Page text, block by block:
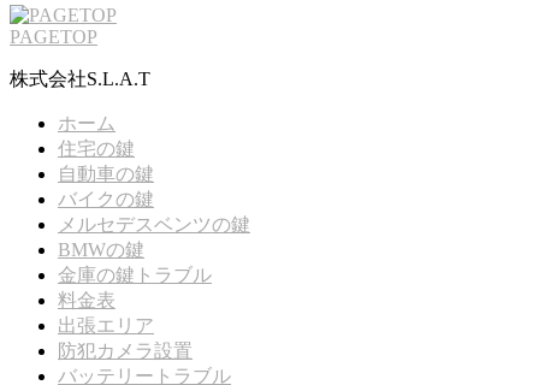
PAGETOP
株式会社S.L.A.T
ホーム
住宅の鍵
自動車の鍵
バイクの鍵
メルセデスベンツの鍵
BMWの鍵
金庫の鍵トラブル
料金表
出張エリア
防犯カメラ設置
バッテリートラブル